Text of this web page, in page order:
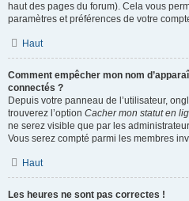
haut des pages du forum). Cela vous
paramètres et préférences de votre
Haut
Comment empêcher mon nom
connectés ?
Depuis votre panneau de l’utilisateur,
trouverez l’option Cacher mon statut en
ne serez visible que par les
Vous serez compté parmi les membres
Haut
Les heures ne sont pas correctes !